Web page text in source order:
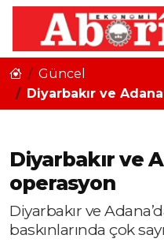
Güncel
Diyarbakır ve
Diyarbakır ve
operasyon
Diyarbakır ve
baskınlarında çok